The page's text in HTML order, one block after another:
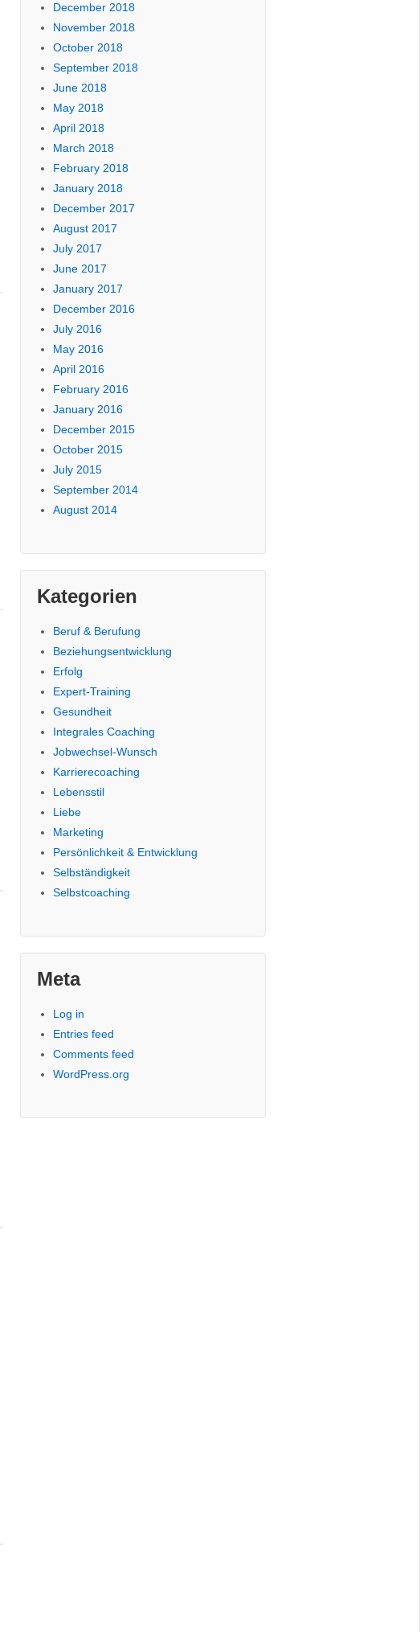
December 2018
November 2018
October 2018
September 2018
June 2018
May 2018
April 2018
March 2018
February 2018
January 2018
December 2017
August 2017
July 2017
June 2017
January 2017
December 2016
July 2016
May 2016
April 2016
February 2016
January 2016
December 2015
October 2015
July 2015
September 2014
August 2014
Kategorien
Beruf & Berufung
Beziehungsentwicklung
Erfolg
Expert-Training
Gesundheit
Integrales Coaching
Jobwechsel-Wunsch
Karrierecoaching
Lebensstil
Liebe
Marketing
Persönlichkeit & Entwicklung
Selbständigkeit
Selbstcoaching
Meta
Log in
Entries feed
Comments feed
WordPress.org